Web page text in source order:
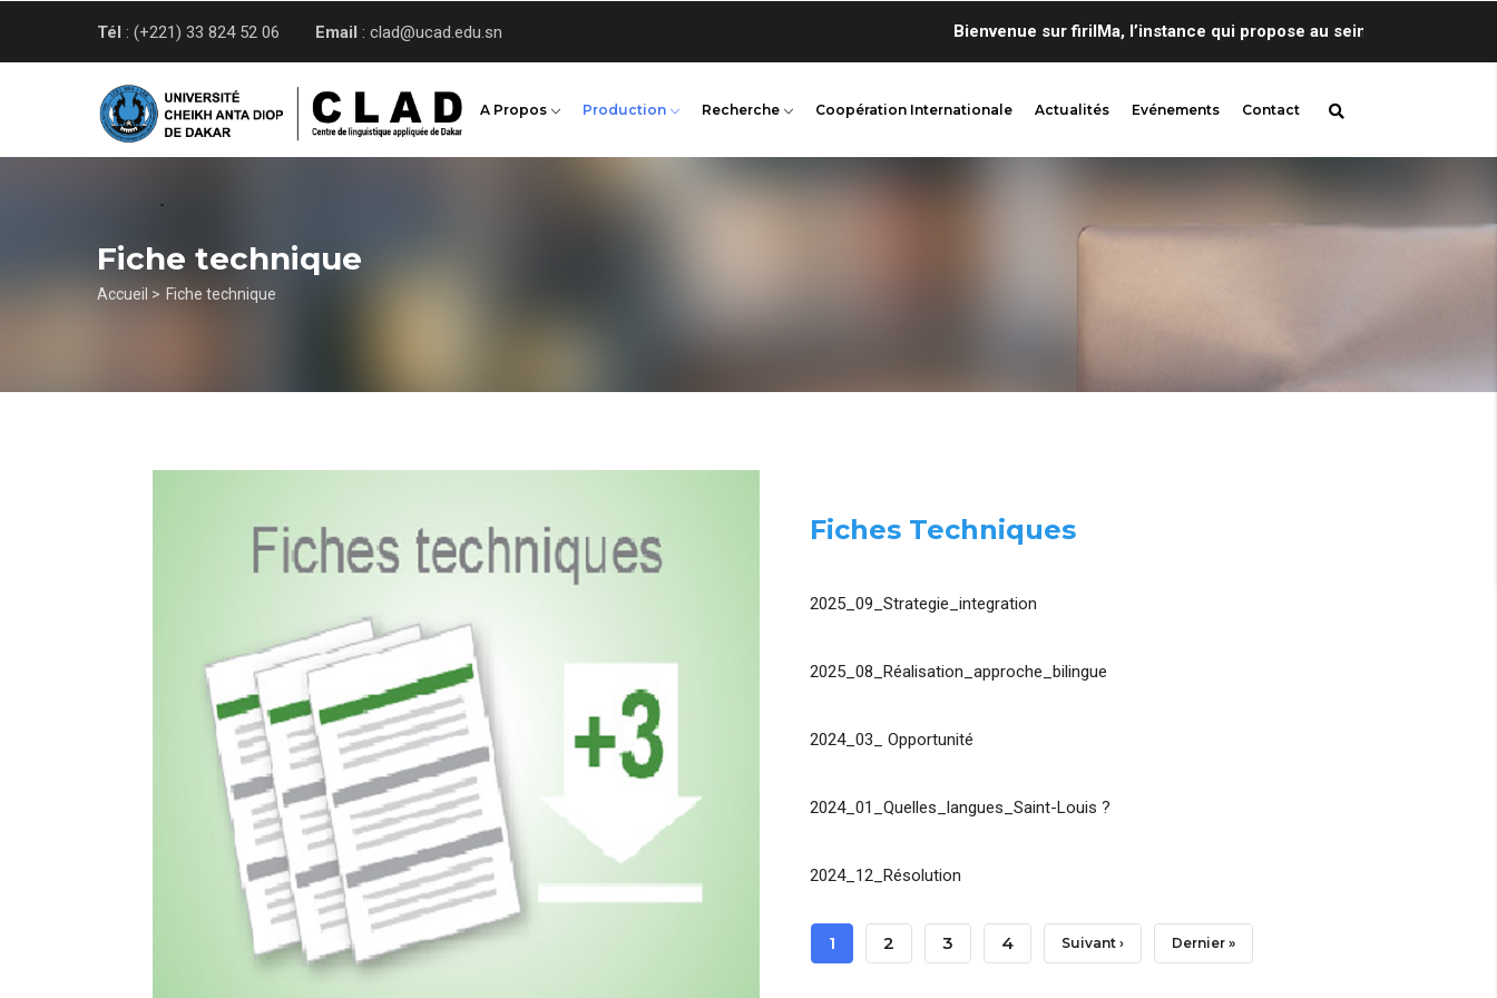
Tél : (+221) 33 824 52 06 Email : clad@ucad.edu.sn Bienvenue sur firilMa, l’instance qui propose au sein de Centre de
A Propos Production Recherche Coopération Internationale Actualités Evénements Contact
Fiche technique
Fil
Accueil > Fiche technique
Fiches Techniques
2025_09_Strategie_integration
2025_08_Réalisation_approche_bilingue
2024_03_ Opportunité
2024_01_Quelles_langues_Saint-Louis ?
2024_12_Résolution
Pagination
Page
1 Page
2 Page
3 Page
4 Page
Suivant › Dernière
Dernier »